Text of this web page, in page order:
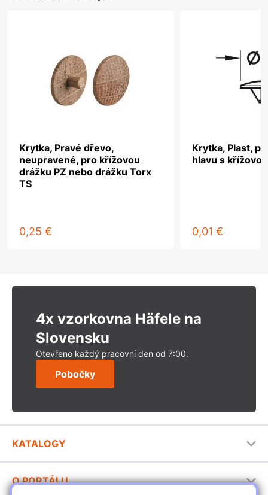
Krytka, Pravé dřevo,
neupravené, pro křížovou
drážku PZ nebo drážku Torx
TS
0,25 €
Krytka, Plast,
hlavu s
0,01 €
4x vzorkovna Häfele na
Slovensku
Otevřeno každý pracovní den od 7:00.
Pobočky
KATALOGY
Stavební katalog Häfele
O PORTÁLU